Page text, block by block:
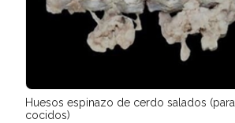
Huesos espinazo de cerdo salados (para
cocidos)